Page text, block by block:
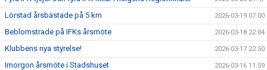
Lörstad årsbästade på 5 km 2026-03-19 07:00
Beblomstrade på IFKs årsmöte 2026-03-18 22:04
Klubbens nya styrelse! 2026-03-17 22:50
Imorgon årsmöte i Stadshuset 2026-03-16 11:59